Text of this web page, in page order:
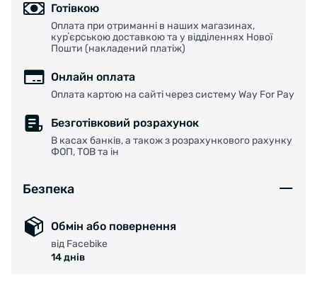
Готівкою
Оплата при отриманні в наших магазинах,
курʼєрською доставкою та у відділеннях Нової
Пошти (накладений платіж)
Онлайн оплата
Оплата картою на сайті через систему Way For Pay
Безготівковий розрахунок
В касах банків, а також з розрахункового рахунку
ФОП, ТОВ та ін
Безпека
Обмін або повернення
від Facebike
14 днів